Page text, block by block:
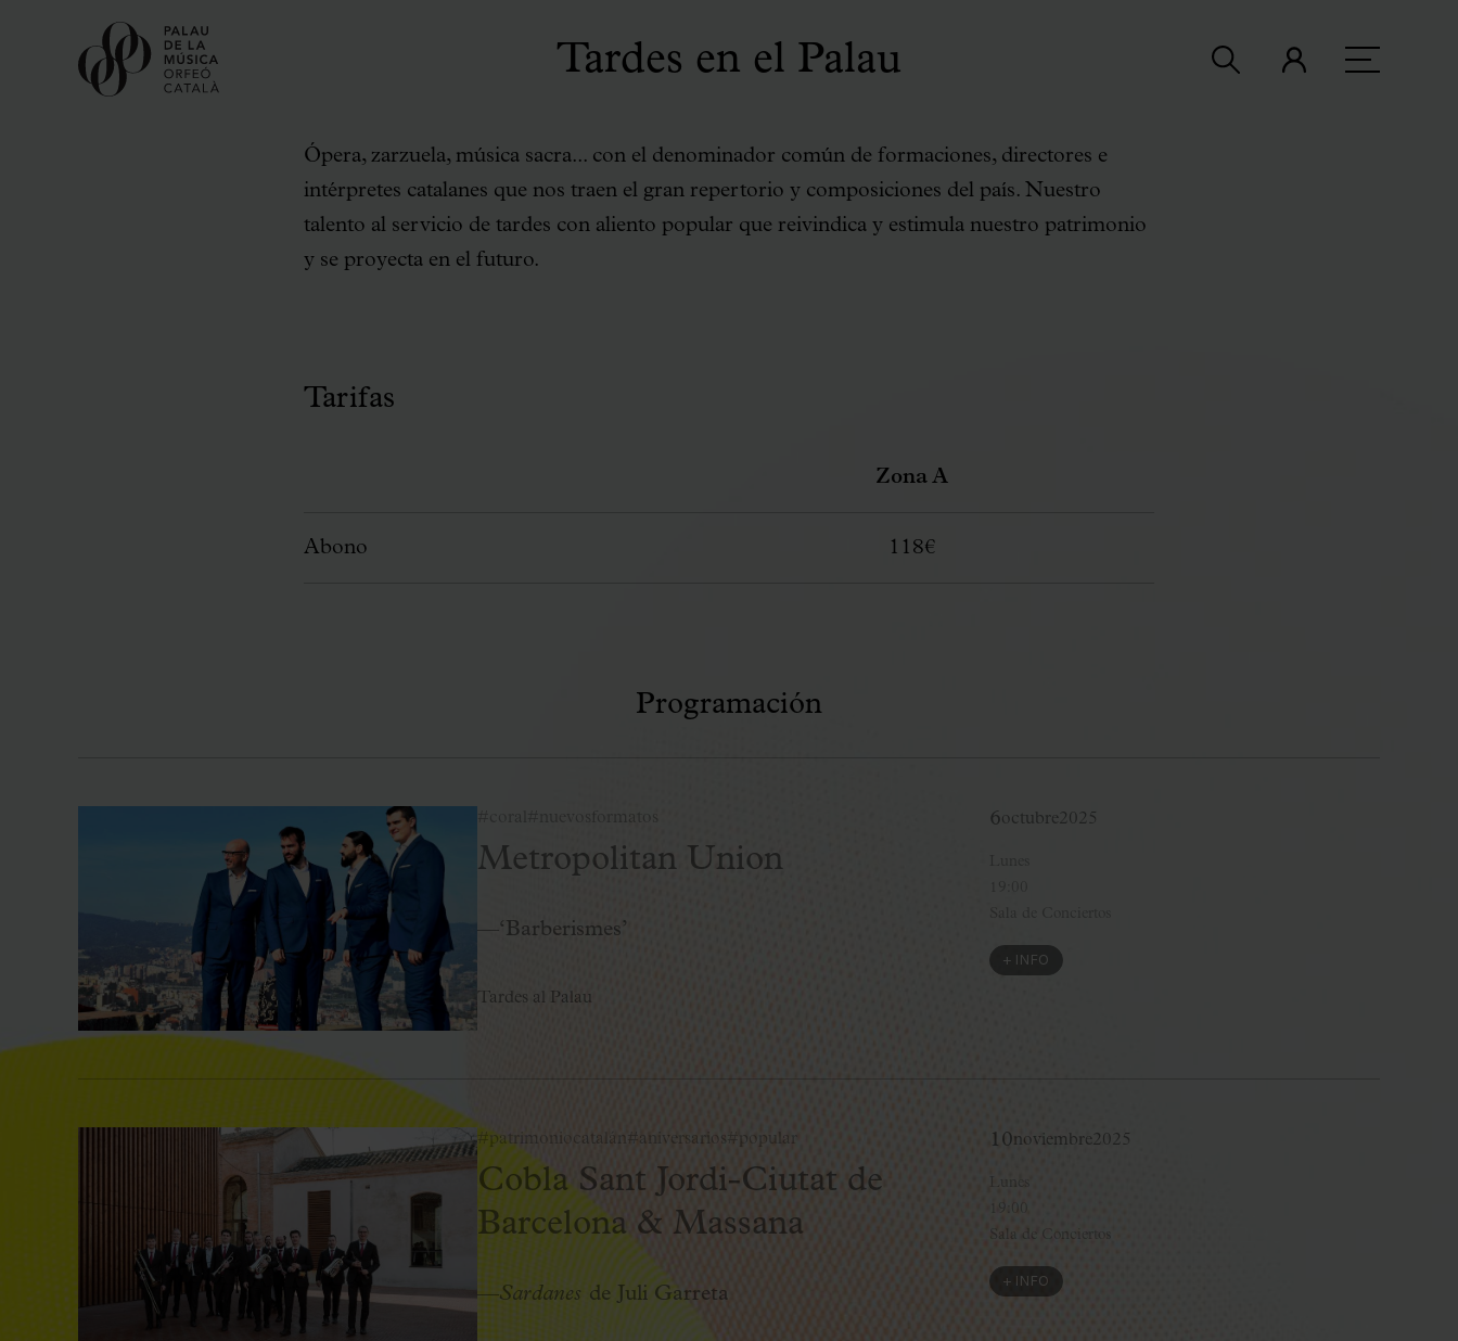
Tardes en el Palau
Ópera, zarzuela, música sacra... con el denominador común de formaciones, directores e
intérpretes catalanes que nos traen el gran repertorio y composiciones del país. Nuestro
talento al servicio de tardes con aliento popular que reivindica y estimula nuestro patrimonio
y se proyecta en el futuro.
Tarifas
Zona A
Abono 118€
Programación
Metropolitan Union
—‘Barberismes’
Tardes al Palau
6octubre2025
+ INFO
#patrimoniocatalán #aniversarios #popular
Cobla Sant Jordi-Ciutat de
Barcelona & Massana
—Sardanes de Juli Garreta
10noviembre2025
19:00
Sala de Conciertos
+ INFO